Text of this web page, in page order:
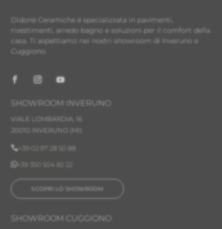
Didonè Ceramiche è specializzata in pavimenti,
rivestimenti, arredo bagno e soluzioni per il comfort della
casa. Ti aspettiamo nei nostri showroom di Inveruno e
Cuggiono.
SHOWROOM INVERUNO
VIALE LOMBARDIA, 16
20010 INVERUNO (MI)
+39 02 97 28 50 88
+39 350 504 82 22
SCOPRI LO SHOWROOM
SHOWROOM CUGGIONO